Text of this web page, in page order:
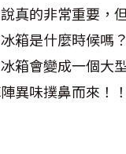
真的非常重要，
箱是什麼時候嗎
箱會變成一個大
異味撲鼻而來！